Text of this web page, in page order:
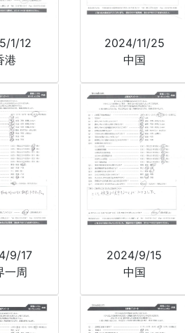
1/12
港
2024/11/25
中国
9/17
一周
2024/9/15
中国